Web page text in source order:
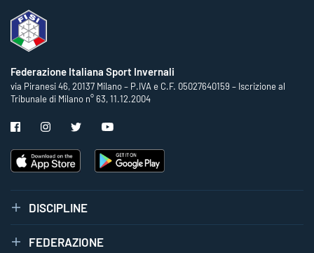
Federazione Italiana Sport Invernali
via Piranesi 46, 20137 Milano – P.IVA e C.F. 05027640159 – Iscrizione al
Tribunale di Milano n° 63, 11.12.2004
DISCIPLINE
FEDERAZIONE